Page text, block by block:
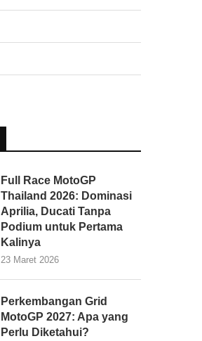
Full Race MotoGP
Thailand 2026: Dominasi
Aprilia, Ducati Tanpa
Podium untuk Pertama
Kalinya
23 Maret 2026
Perkembangan Grid
MotoGP 2027: Apa yang
Perlu Diketahui?